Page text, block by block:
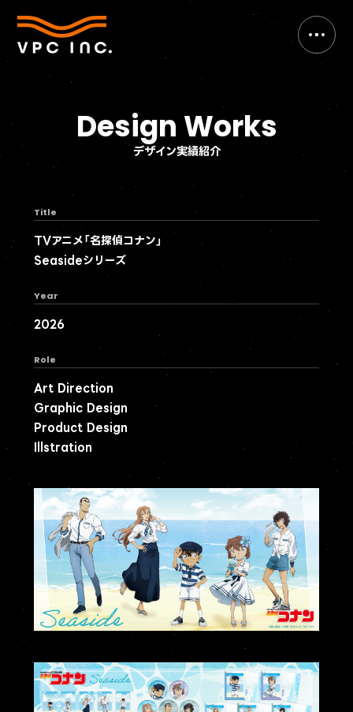
デザイン実績紹介
Design Works
Title
TVアニメ「名探偵コナン」
Seasideシリーズ
Year
2026
Role
Art Direction
Graphic Design
Product Design
Illstration